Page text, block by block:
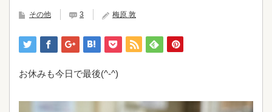
その他 3 梅原 敦
お休みも今日で最後(^-^)